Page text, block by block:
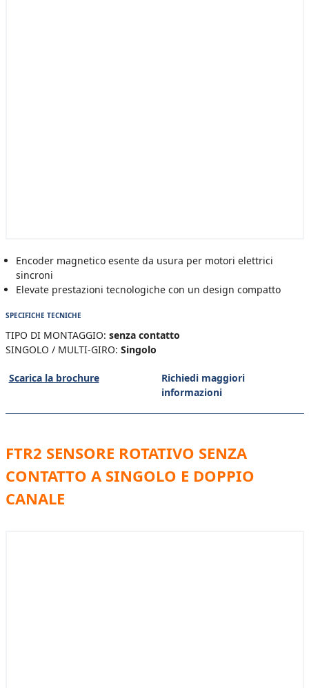
Encoder magnetico esente da usura per motori elettrici
sincroni
Elevate prestazioni tecnologiche con un design compatto
SPECIFICHE TECNICHE
TIPO DI MONTAGGIO: senza contatto
SINGOLO / MULTI-GIRO: Singolo
Scarica la brochure
Richiedi maggiori
informazioni
FTR2 SENSORE ROTATIVO SENZA
CONTATTO A SINGOLO E DOPPIO
CANALE